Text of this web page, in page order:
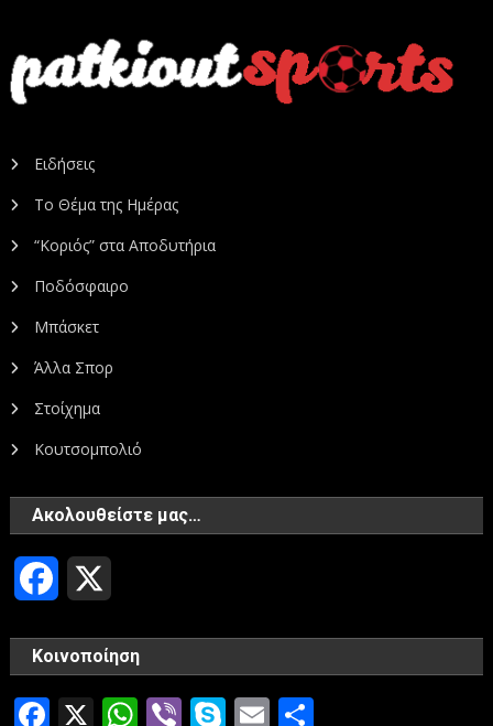
Ειδήσεις
Το Θέμα της Ημέρας
“Κοριός” στα Αποδυτήρια
Ποδόσφαιρο
Μπάσκετ
Άλλα Σπορ
Στοίχημα
Κουτσομπολιό
Ακολουθείστε μας…
Facebook
Κοινοποίηση
Facebook
X WhatsApp
ViberSkype
Email